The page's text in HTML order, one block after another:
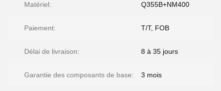
Matériel: Q355B+NM400
Paiement: T/T, FOB
Délai de livraison: 8 à 35 jours
Garantie des composants de base: 3 mois